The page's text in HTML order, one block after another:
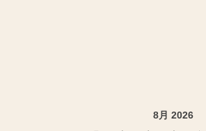
8月 2026